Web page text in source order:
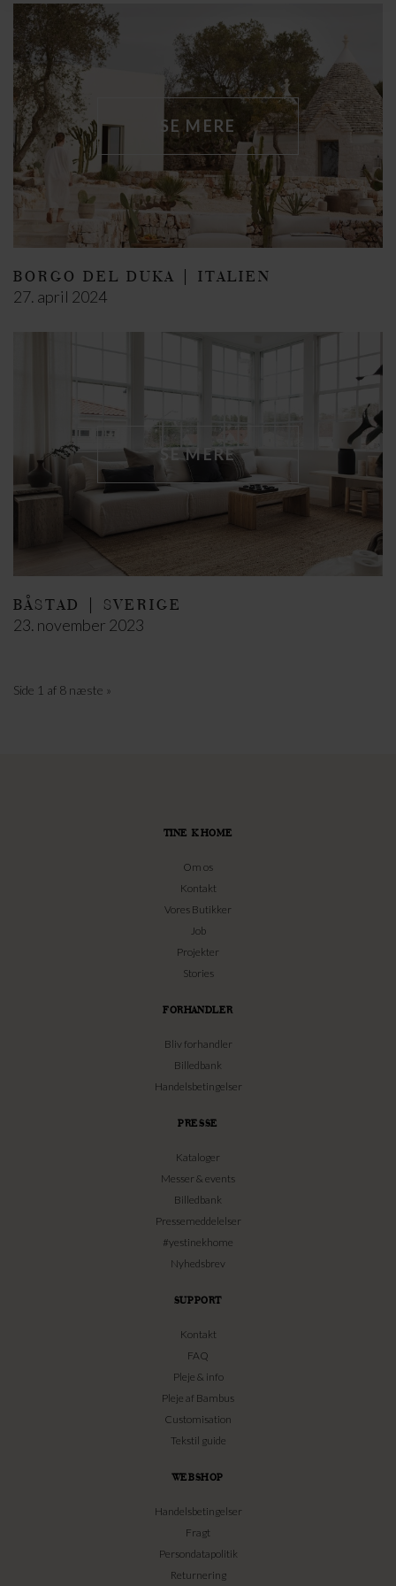
SE MERE
BORGO DEL DUKA | ITALIEN
27. april 2024
SE MERE
BÅSTAD | SVERIGE
23. november 2023
Side 1 af 8 næste »
TINE K HOME
Om os
Kontakt
Vores Butikker
Job
Projekter
Stories
FORHANDLER
Bliv forhandler
Billedbank
Handelsbetingelser
PRESSE
Kataloger
Messer & events
Billedbank
Pressemeddelelser
#yestinekhome
Nyhedsbrev
SUPPORT
Kontakt
FAQ
Pleje & info
Pleje af Bambus
Customisation
Tekstil guide
WEBSHOP
Handelsbetingelser
Fragt
Persondatapolitik
Returnering